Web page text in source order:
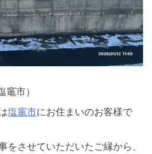
市）
塩竈市にお住まいのお客様で
させていただいたご縁から、